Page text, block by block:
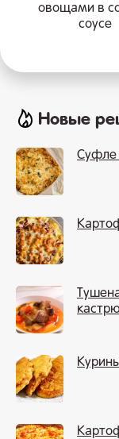
овощами в
соусе
Новые
Суфле